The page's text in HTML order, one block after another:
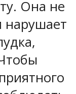
Она не
нарушает